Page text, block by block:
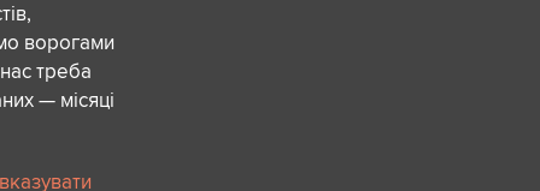
ворогами
треба
— місяці